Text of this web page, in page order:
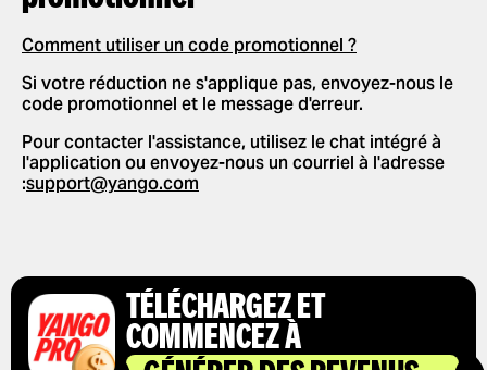
AUTORISER LES NOTIFICATIONS
PUSH
MODIFIER LES LANGUES DANS
L'APPLICATION
SUPPRIMER L'HISTORIQUE
SÉLECTIONNER UN MODE DE
PAIEMENT
DONNER UN POURBOIRE À VOTRE
CONDUCTEUR
UTILISATION DE CODES
PROMOTIONNELS
OBTENIR UN REÇU DE COURSE
NOUVELLES FONCTIONNALITÉS
PARTENARIAT
Comment utiliser un code promotionnel ?
Si votre réduction ne s'applique pas, envoyez-nous le
code promotionnel et le message d'erreur.
Pour contacter l'assistance, utilisez le chat intégré à
l'application ou envoyez-nous un courriel à l'adresse
:support@yango.com
TÉLÉCHARGEZ ET
COMMENCEZ À